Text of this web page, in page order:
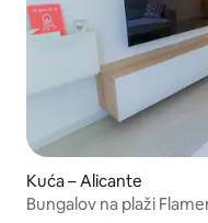
Kuća – Alicante
Bungalov na plaži